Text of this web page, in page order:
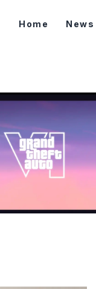
Home News